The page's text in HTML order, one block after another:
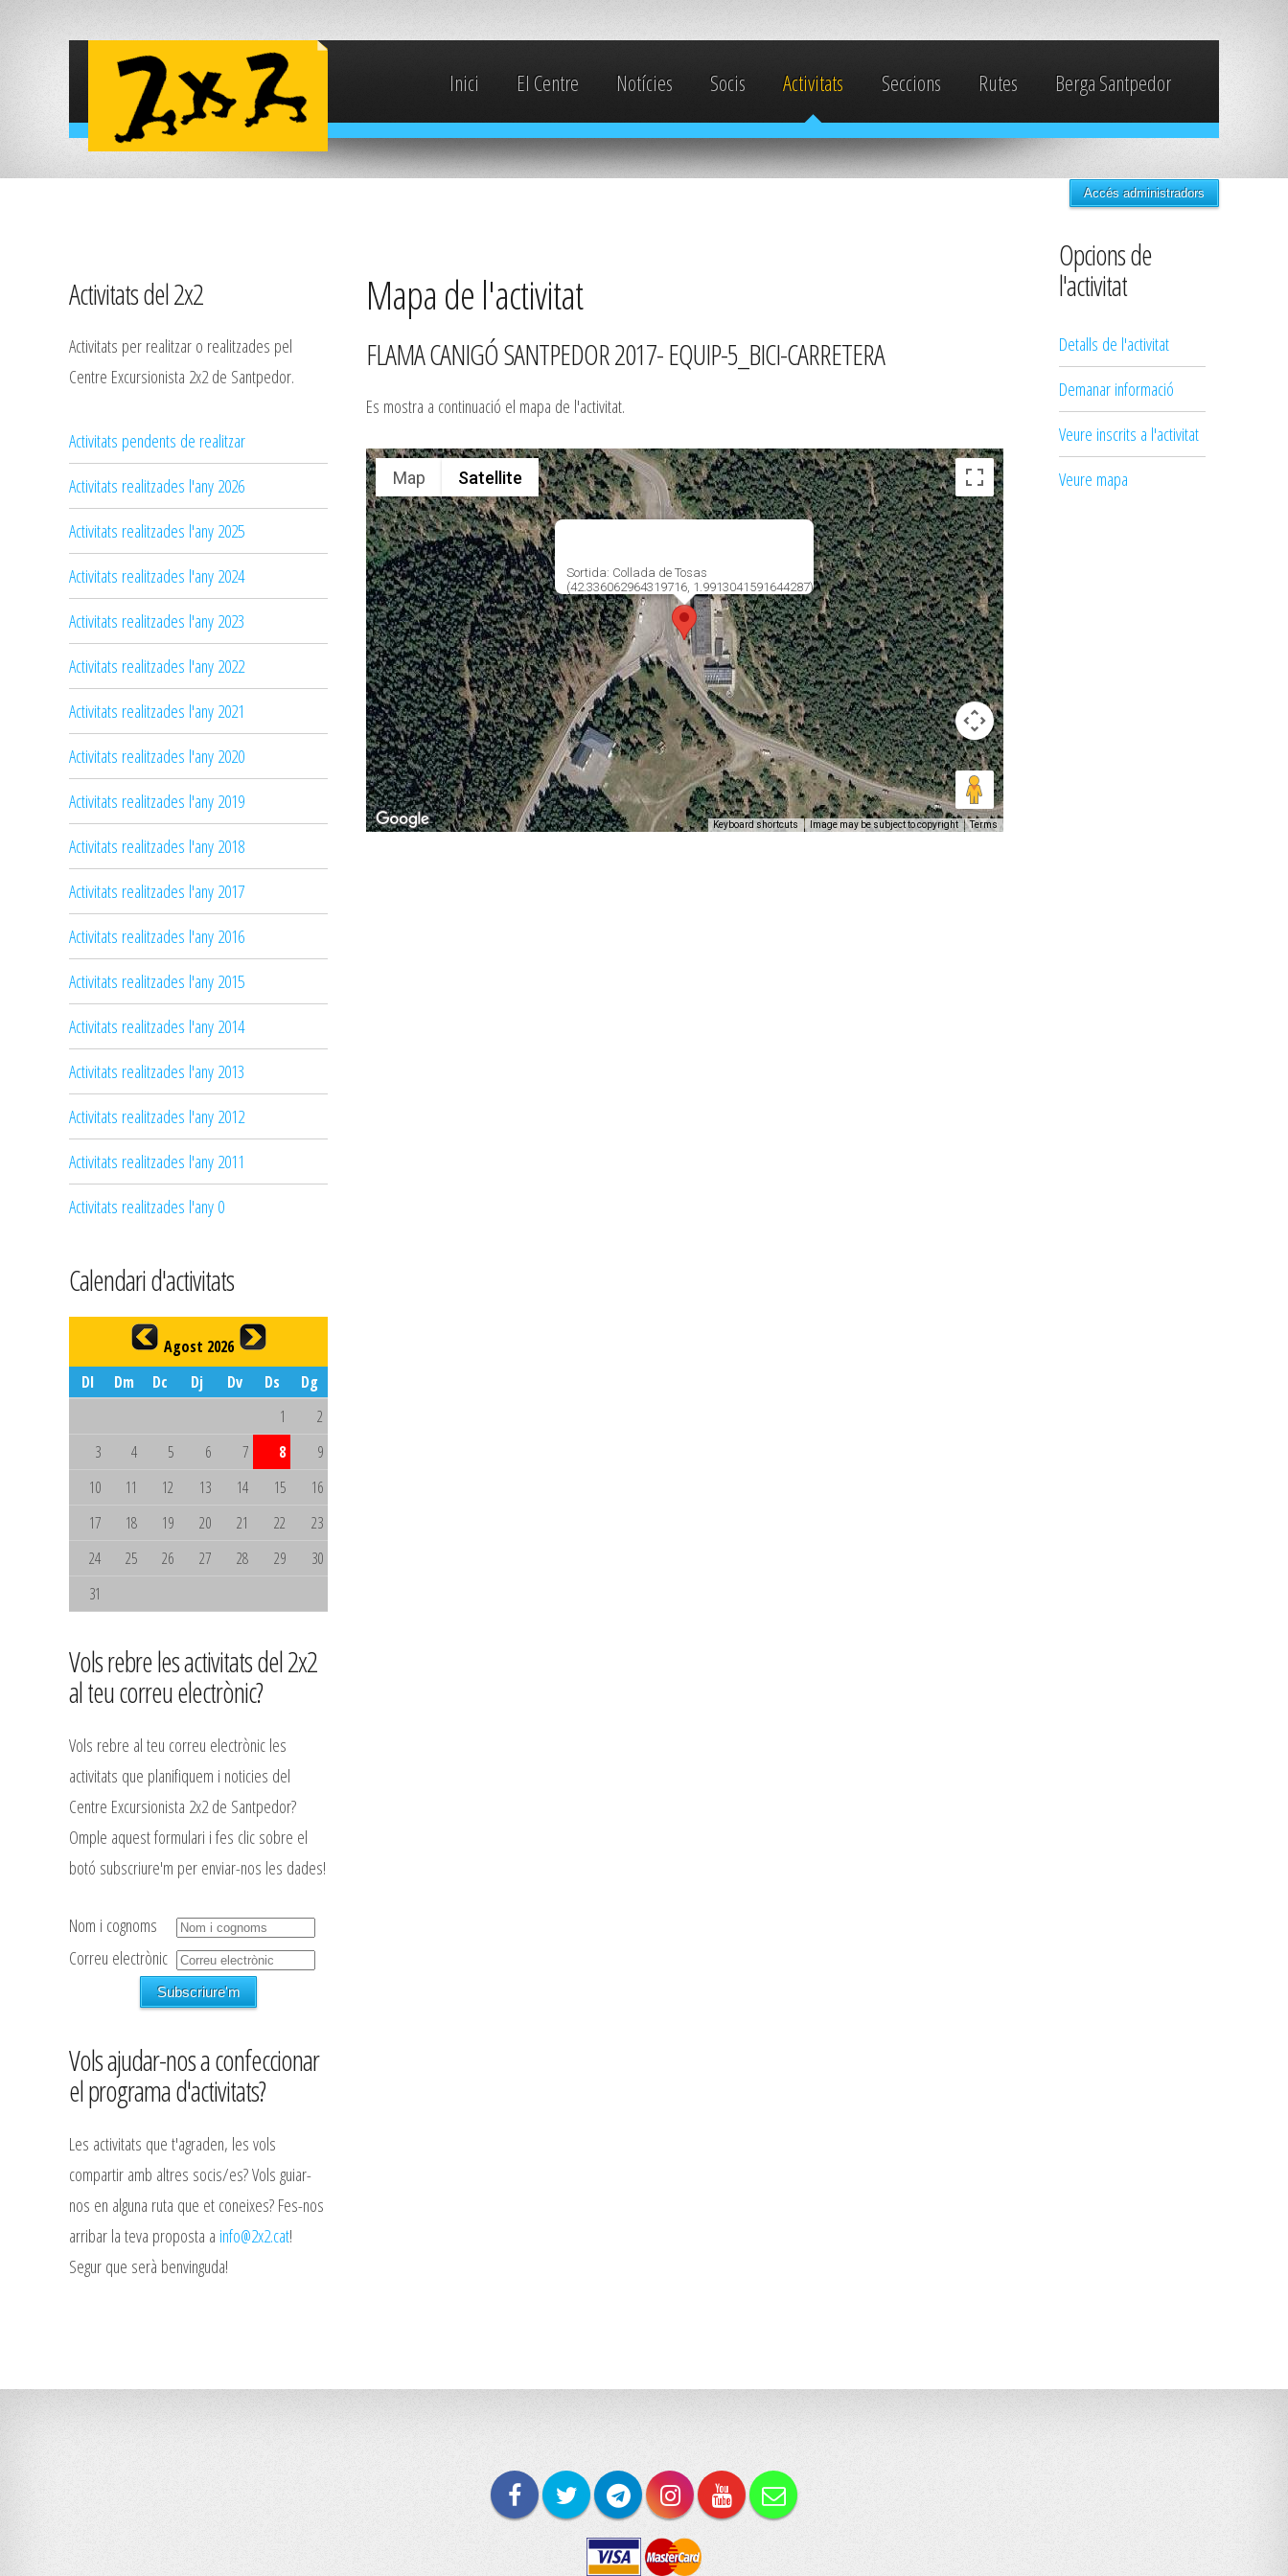
Inici El Centre Notícies Socis Activitats Seccions Rutes Berga Santpedor
Accés administradors
Activitats del 2x2
Activitats per realitzar o realitzades pel
Centre Excursionista 2x2 de Santpedor.
Activitats pendents de realitzar
Activitats realitzades l'any 2026
Activitats realitzades l'any 2025
Activitats realitzades l'any 2024
Activitats realitzades l'any 2023
Activitats realitzades l'any 2022
Activitats realitzades l'any 2021
Activitats realitzades l'any 2020
Activitats realitzades l'any 2019
Activitats realitzades l'any 2018
Activitats realitzades l'any 2017
Activitats realitzades l'any 2016
Activitats realitzades l'any 2015
Activitats realitzades l'any 2014
Activitats realitzades l'any 2013
Activitats realitzades l'any 2012
Activitats realitzades l'any 2011
Activitats realitzades l'any 0
Calendari d'activitats
Agost 2026
Dl
Dm Dc Dj Dv Ds
Dg
1
2
3
4 5 6 7 8
9
10
11 12 13 14 15
16
17
18 19 20 21 22
23
24
25 26 27 28 29
30
31
Vols rebre les activitats del 2x2
al teu correu electrònic?
Vols rebre al teu correu electrònic les
activitats que planifiquem i noticies del
Centre Excursionista 2x2 de Santpedor?
Omple aquest formulari i fes clic sobre el
botó subscriure'm per enviar-nos les dades!
Nom i cognoms
Correu electrònic
Vols ajudar-nos a confeccionar
el programa d'activitats?
Les activitats que t'agraden, les vols
compartir amb altres socis/es? Vols guiar-
nos en alguna ruta que et coneixes? Fes-nos
arribar la teva proposta a info@2x2.cat!
Segur que serà benvinguda!
Mapa de l'activitat
FLAMA CANIGÓ SANTPEDOR 2017- EQUIP-5_BICI-CARRETERA
Es mostra a continuació el mapa de l'activitat.
Sortida: Collada de Tosas
(42.336062964319716, 1.9913041591644287)
Map Satellite
Keyboard shortcuts Image may be subject to copyright Terms
Opcions de
l'activitat
Detalls de l'activitat
Demanar informació
Veure inscrits a l'activitat
Veure mapa